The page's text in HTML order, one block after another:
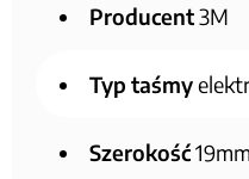
Producent3M
Typ taśmy
Szerokość19mm